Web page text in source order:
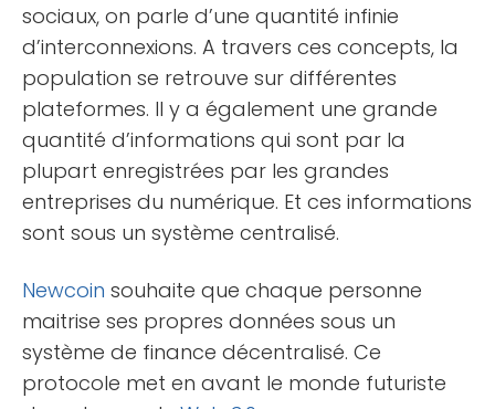
sociaux, on parle d’une quantité infinie
d’interconnexions. A travers ces concepts, la
population se retrouve sur différentes
plateformes. Il y a également une grande
quantité d’informations qui sont par la
plupart enregistrées par les grandes
entreprises du numérique. Et ces informations
sont sous un système centralisé.
Newcoin souhaite que chaque personne
maitrise ses propres données sous un
système de finance décentralisé. Ce
protocole met en avant le monde futuriste